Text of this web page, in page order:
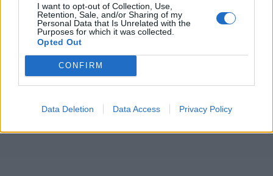
I want to opt-out of Collection, Use,
Retention, Sale, and/or Sharing of my
Personal Data that Is Unrelated with the
Purposes for which it was collected.
Opted Out
CONFIRM
Data Deletion Data Access Privacy Policy
06/08/2026 - 09:32 ΠΡΟΣΩΠΑ
Ρωσία: Η Μόσχα δηλώνει ότι κατέρριψε 605
ουκρανικά drones τη νύχτα - Ελαφρές ζημιές σε
αποθήκη της Wildberries